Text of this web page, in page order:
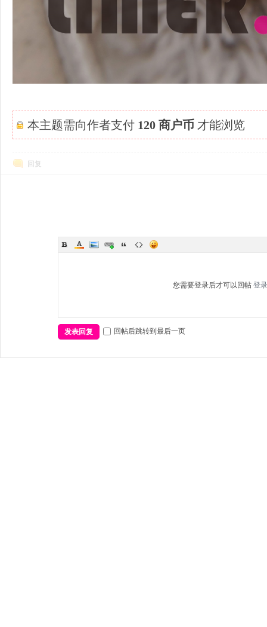
本主题需向作者支付 120 商户币 才能浏览
回复
您需要登录后才可以回帖 登录
发表回复 回帖后跳转到最后一页